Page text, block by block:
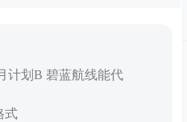
计划B 碧蓝航线能代
式